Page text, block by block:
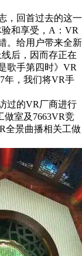
回首过去的这一
和享受，A：VR
。给用户带来全新
后，因而存正在
歌手第四时》VR
年，我们将VR手
过的VR厂商进行
做室及7663VR竞
全景曲播相关工做